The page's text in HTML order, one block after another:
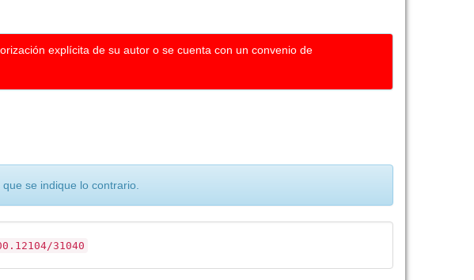
explícita de su autor o se cuenta con un convenio de
se indique lo contrario.
31040